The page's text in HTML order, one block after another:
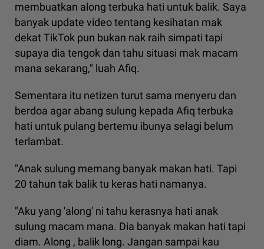
membuatkan along terbuka hati untuk balik. Saya
banyak update video tentang kesihatan mak
dekat TikTok pun bukan nak raih simpati tapi
supaya dia tengok dan tahu situasi mak macam
mana sekarang," luah Afiq.
Sementara itu netizen turut sama menyeru dan
berdoa agar abang sulung kepada Afiq terbuka
hati untuk pulang bertemu ibunya selagi belum
terlambat.
"Anak sulung memang banyak makan hati. Tapi
20 tahun tak balik tu keras hati namanya.
"Aku yang 'along' ni tahu kerasnya hati anak
sulung macam mana. Dia banyak makan hati tapi
diam. Along , balik long. Jangan sampai kau